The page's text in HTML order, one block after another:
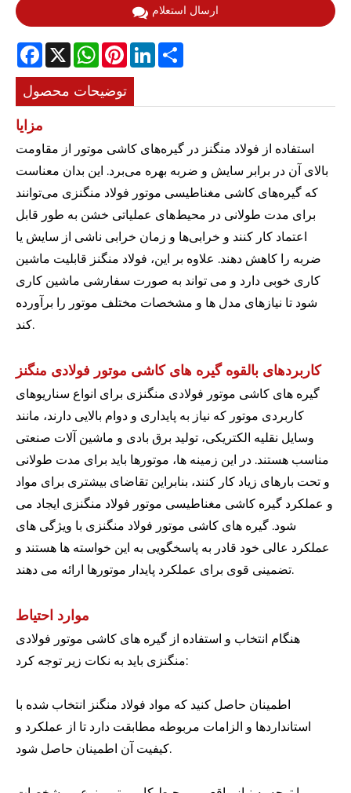
ارسال استعلام
Facebook
X WhatsAppPinterestLinkedIn
توضیحات محصول
مزایا
استفاده از فولاد منگنز در گیره‌های کاشی موتور از مقاومت
بالای آن در برابر سایش و ضربه بهره می‌برد. این بدان معناست
که گیره‌های کاشی مغناطیسی موتور فولاد منگنزی می‌توانند
برای مدت طولانی در محیط‌های عملیاتی خشن به طور قابل
اعتماد کار کنند و خرابی‌ها و زمان خرابی ناشی از سایش یا
ضربه را کاهش دهند. علاوه بر این، فولاد منگنز قابلیت ماشین
کاری خوبی دارد و می تواند به صورت سفارشی ماشین کاری
شود تا نیازهای مدل ها و مشخصات مختلف موتور را برآورده
کند.
کاربردهای بالقوه گیره های کاشی موتور فولادی منگنز
گیره های کاشی موتور فولادی منگنزی برای انواع سناریوهای
کاربردی موتور که نیاز به پایداری و دوام بالایی دارند، مانند
وسایل نقلیه الکتریکی، تولید برق بادی و ماشین آلات صنعتی
مناسب هستند. در این زمینه ها، موتورها باید برای مدت طولانی
و تحت بارهای زیاد کار کنند، بنابراین تقاضای بیشتری برای مواد
و عملکرد گیره کاشی مغناطیسی موتور فولاد منگنزی ایجاد می
شود. گیره های کاشی موتور فولاد منگنزی با ویژگی های
عملکرد عالی خود قادر به پاسخگویی به این خواسته ها هستند و
تضمینی قوی برای عملکرد پایدار موتورها ارائه می دهند.
موارد احتیاط
هنگام انتخاب و استفاده از گیره های کاشی موتور فولادی
منگنزی باید به نکات زیر توجه کرد:
اطمینان حاصل کنید که مواد فولاد منگنز انتخاب شده با
استانداردها و الزامات مربوطه مطابقت دارد تا از عملکرد و
کیفیت آن اطمینان حاصل شود.